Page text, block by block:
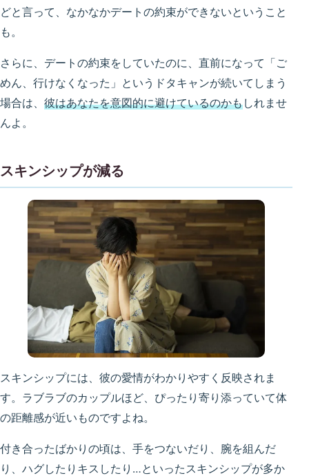
どと言って、なかなかデートの約束ができないということ
も。
さらに、デートの約束をしていたのに、直前になって「ご
めん、行けなくなった」というドタキャンが続いてしまう
場合は、 彼はあなたを意図的に避けているのかもしれませ
んよ。
スキンシップが減る
スキンシップには、彼の愛情がわかりやすく反映されま
す。ラブラブのカップルほど、ぴったり寄り添っていて体
の距離感が近いものですよね。
付き合ったばかりの頃は、手をつないだり、腕を組んだ
り、ハグしたりキスしたり…といったスキンシップが多か